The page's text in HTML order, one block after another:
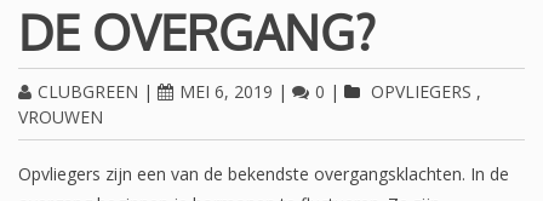
DE OVERGANG?
CLUBGREEN | MEI 6, 2019 | 0 | OPVLIEGERS ,
VROUWEN
Opvliegers zijn een van de bekendste overgangsklachten. In de